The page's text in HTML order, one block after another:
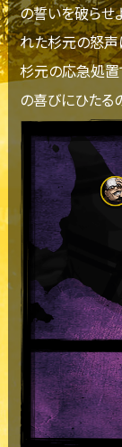
の誓いを破らせ
れた杉元の怒声
杉元の応急処置
の喜びにひたる